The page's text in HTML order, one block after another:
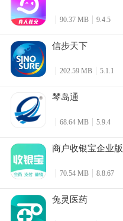
90.37 MB 9.4.5
信步天下
202.59 MB 5.1.1
琴岛通
68.64 MB 5.9.4
商户收银宝企业版
70.54 MB 8.8.67
兔灵医药